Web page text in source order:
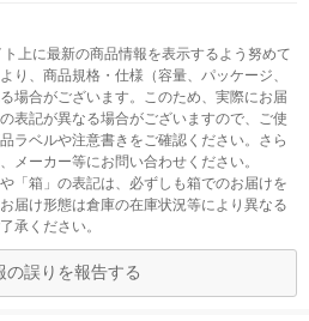
上に最新の商品情報を表示するよう努めて
り、商品規格・仕様（容量、パッケージ、
場合がございます。このため、実際にお届
表記が異なる場合がございますので、ご使
ラベルや注意書きをご確認ください。さら
メーカー等にお問い合わせください。
「箱」の表記は、必ずしも箱でのお届けを
届け形態は倉庫の在庫状況等により異なる
承ください。
の誤りを報告する